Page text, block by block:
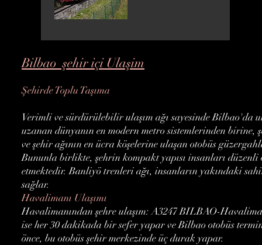
Bilbao şehir içi Ulaşim
Şehirde Toplu Taşıma
Verimli ve sürdürülebilir ulaşım ağı sayesinde Bilbao'da
uzanan dünyanın en modern metro sistemlerinden
ve şehir ağının en ücra köşelerine ulaşan otobüs
Bununla birlikte, şehrin kompakt yapısı insanları
etmektedir. Banliyö trenleri ağı, insanların yakındaki
sağlar.
Havalimanı Ulaşımı
Havalimanından şehre ulaşım: A3247 BILBAO-
ise her 30 dakikada bir sefer yapar ve Bilbao otobüs
önce, bu otobüs şehir merkezinde üç durak yapar.